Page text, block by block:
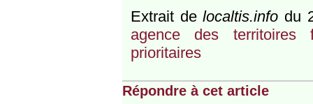
Extrait delocaltis.info du
agence des territoires
prioritaires
Répondre à cet article